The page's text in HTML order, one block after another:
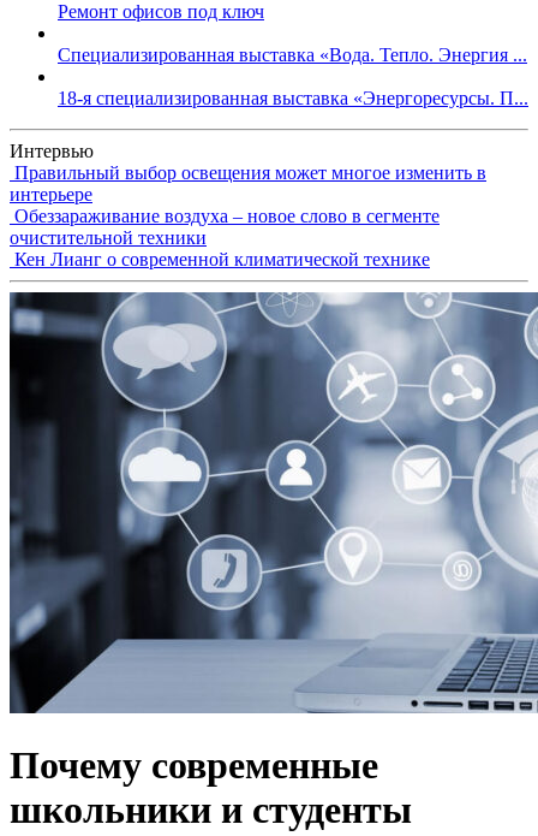
Ремонт офисов под ключ
Специализированная выставка «Вода. Тепло. Энергия ...
18-я специализированная выставка «Энергоресурсы. П...
Интервью
Правильный выбор освещения может многое изменить в
интерьере
Обеззараживание воздуха – новое слово в сегменте
очистительной техники
Кен Лианг о современной климатической технике
Почему современные
школьники и студенты